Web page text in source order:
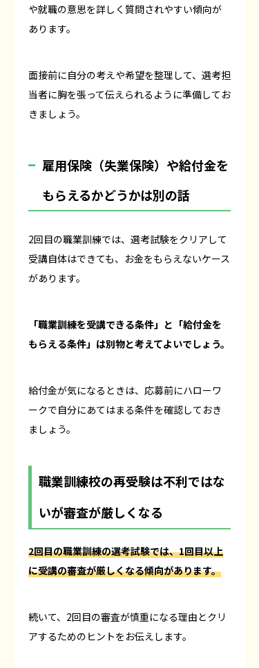
や就職の意思を詳しく質問されやすい傾向が
あります。
面接前に自分の考えや希望を整理して、選考担
当者に胸を張って伝えられるように準備してお
きましょう。
雇用保険（失業保険）や給付金を
もらえるかどうかは別の話
2回目の職業訓練では、選考試験をクリアして
受講自体はできても、お金をもらえないケース
があります。
「職業訓練を受講できる条件」と「給付金を
もらえる条件」は別物と考えてよいでしょう。
給付金が気になるときは、応募前にハローワ
ークで自分にあてはまる条件を確認しておき
ましょう。
職業訓練校の再受験は不利ではな
いが審査が厳しくなる
2回目の職業訓練の選考試験では、1回目以上
に受講の審査が厳しくなる傾向があります。
続いて、2回目の審査が慎重になる理由とクリ
アするためのヒントをお伝えします。